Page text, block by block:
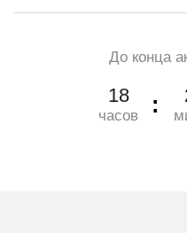
До конца
18
часов